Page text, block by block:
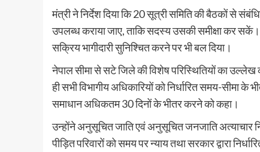
मंत्री ने निर्देश दिया कि 20 सूत्री समिति की बैठकों से
उपलब्ध कराया जाए, ताकि सदस्य उसकी समीक्षा कर
सक्रिय भागीदारी सुनिश्चित करने पर भी बल दिया।
नेपाल सीमा से सटे जिले की विशेष परिस्थितियों का उल्लेख
ही सभी विभागीय अधिकारियों को निर्धारित समय-सीमा
समाधान अधिकतम 30 दिनों के भीतर करने को कहा।
उन्होंने अनुसूचित जाति एवं अनुसूचित जनजाति अत्याचार
पीड़ित परिवारों को समय पर न्याय तथा सरकार द्वारा